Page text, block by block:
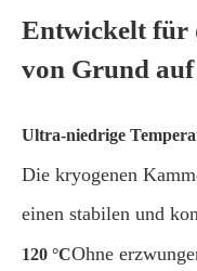
Entwickelt für
von Grund auf
Ultra-niedrige
Die kryogenen
einen stabilen und
120 °COhne